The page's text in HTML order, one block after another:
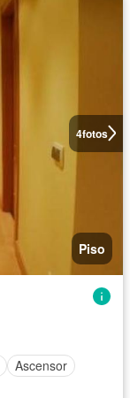
4fotos
Piso
Ascensor